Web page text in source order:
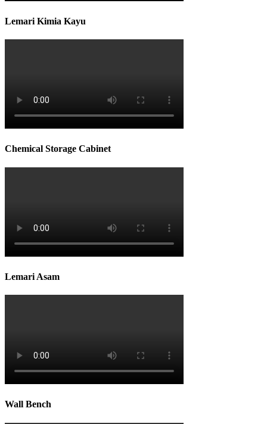
Lemari Kimia Kayu
Chemical Storage Cabinet
Lemari Asam
Wall Bench